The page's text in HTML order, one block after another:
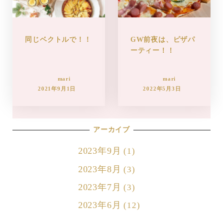
同じベクトルで！！
mari
2021年9月1日
GW前夜は、ピザパ
ーティー！！
mari
2022年5月3日
アーカイブ
2023年9月 (1)
2023年8月 (3)
2023年7月 (3)
2023年6月 (12)